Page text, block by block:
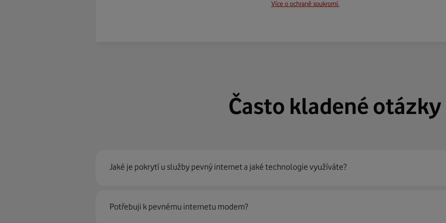
Více o ochraně soukromí.
Často kladené otázky
Jaké je pokrytí u služby pevný internet a jaké technologie využíváte?
Pevný internet můžeme nabídnout99 % českých domácností
prostřednictvím několika
Potřebuji k pevnému internetu modem?